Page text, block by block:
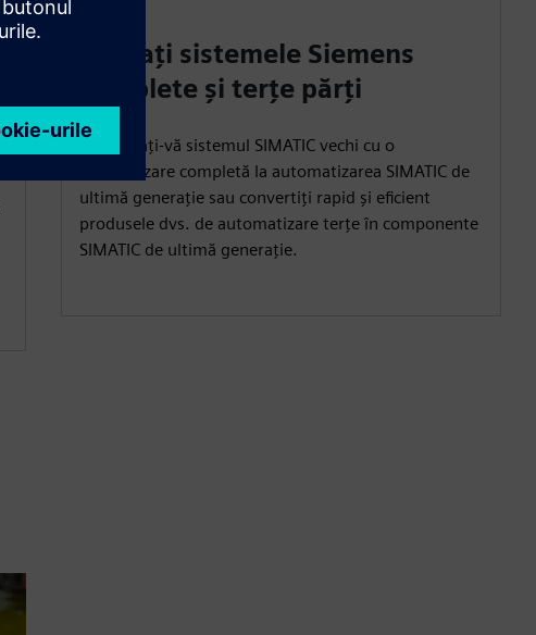
Migrați sistemele Siemens
complete și terțe părți
Actualizați-vă sistemul SIMATIC vechi cu o
modernizare completă la automatizarea SIMATIC de
ultimă generație sau convertiți rapid și eficient
produsele dvs. de automatizare terțe în componente
SIMATIC de ultimă generație.